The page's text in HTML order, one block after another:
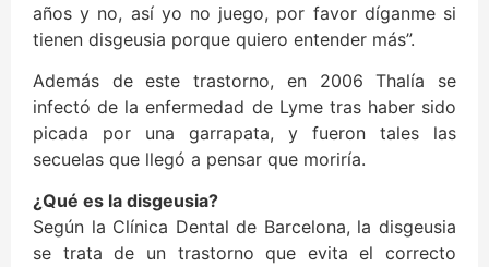
años y no, así yo no juego, por favor díganme si
tienen disgeusia porque quiero entender más”.
Además de este trastorno, en 2006 Thalía se
infectó de la enfermedad de Lyme tras haber sido
picada por una garrapata, y fueron tales las
secuelas que llegó a pensar que moriría.
¿Qué es la disgeusia?
Según la Clínica Dental de Barcelona, la disgeusia
se trata de un trastorno que evita el correcto